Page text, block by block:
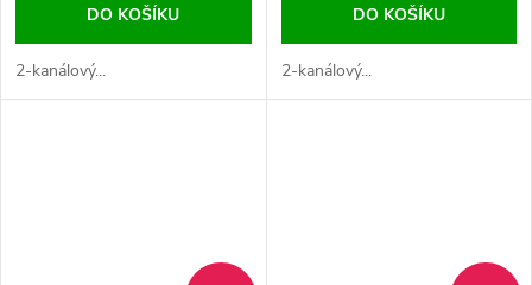
DO KOŠÍKU
2-kanálový...
DO KOŠÍKU
2-kanálový...